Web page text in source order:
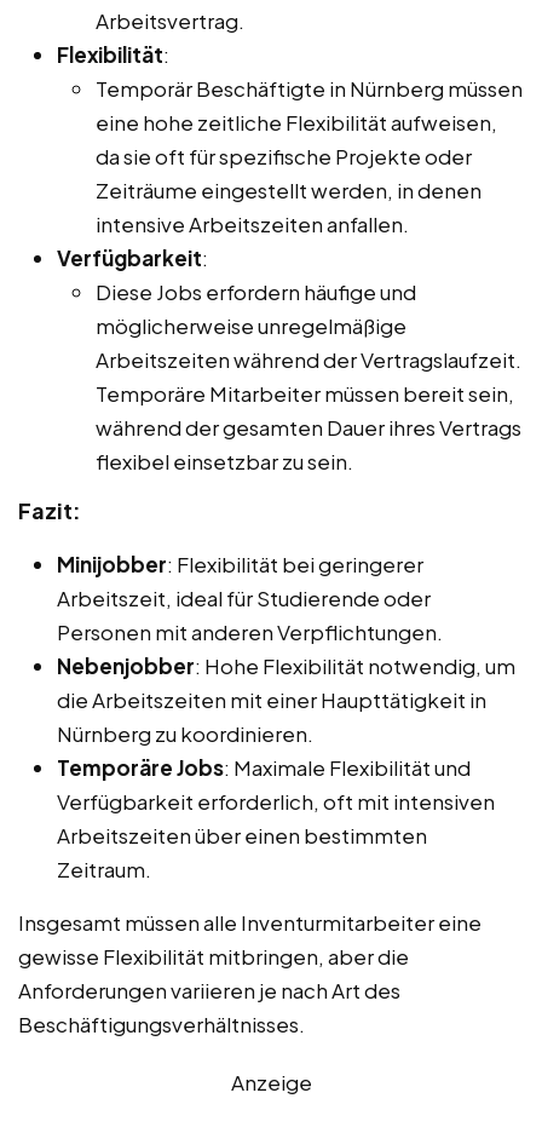
Arbeitsvertrag.
Flexibilität:
Temporär Beschäftigte in Nürnberg müssen
eine hohe zeitliche Flexibilität aufweisen,
da sie oft für spezifische Projekte oder
Zeiträume eingestellt werden, in denen
intensive Arbeitszeiten anfallen.
Verfügbarkeit:
Diese Jobs erfordern häufige und
möglicherweise unregelmäßige
Arbeitszeiten während der Vertragslaufzeit.
Temporäre Mitarbeiter müssen bereit sein,
während der gesamten Dauer ihres Vertrags
flexibel einsetzbar zu sein.
Fazit:
Minijobber: Flexibilität bei geringerer
Arbeitszeit, ideal für Studierende oder
Personen mit anderen Verpflichtungen.
Nebenjobber: Hohe Flexibilität notwendig, um
die Arbeitszeiten mit einer Haupttätigkeit in
Nürnberg zu koordinieren.
Temporäre Jobs: Maximale Flexibilität und
Verfügbarkeit erforderlich, oft mit intensiven
Arbeitszeiten über einen bestimmten
Zeitraum.
Insgesamt müssen alle Inventurmitarbeiter eine
gewisse Flexibilität mitbringen, aber die
Anforderungen variieren je nach Art des
Beschäftigungsverhältnisses.
Anzeige